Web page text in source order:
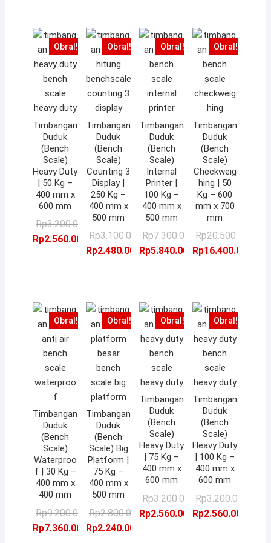
Obral!
Timbangan
Duduk
(Bench
Scale)
Heavy Duty
| 50 Kg –
400 mm x
600 mm
Rp3.200.000,00Harga
aslinya
adalah:
Rp2.560.000,00
Harga
saat
ini
Obral!
Timbangan
Duduk
(Bench
Scale)
Counting 3
Display |
250 Kg –
400 mm x
500 mm
Rp3.100.000,00Harga
aslinya
Rp2.480.000,00
Harga
saat
Obral!
Timbangan
Duduk
(Bench
Scale)
Internal
Printer |
100 Kg –
400 mm x
500 mm
Rp7.300.000,00Harga
aslinya
Rp5.840.000,00
Harga
saat
Obral!
Timbangan
Duduk
(Bench
Scale)
Checkweig
hing | 50
Kg – 600
mm x 700
mm
Rp20.500.000,00
Rp16.400.000,00
Obral!
Timbangan
Duduk
(Bench
Scale)
Waterproo
f | 30 Kg –
400 mm x
400 mm
Rp9.200.000,00Harga
aslinya
Rp7.360.000,00
Harga
saat
Obral!
Timbangan
Duduk
(Bench
Scale) Big
Platform |
75 Kg –
400 mm x
500 mm
Rp2.800.000,00Harga
Rp2.240.000,00
Harga
Obral!
Timbangan
Duduk
(Bench
Scale)
Heavy Duty
| 75 Kg –
400 mm x
600 mm
Rp3.200.000,00Harga
aslinya
Rp2.560.000,00
Harga
saat
Obral!
Timbangan
Duduk
(Bench
Scale)
Heavy Duty
| 100 Kg –
400 mm x
600 mm
Rp3.200.000,00
Rp2.560.000,00